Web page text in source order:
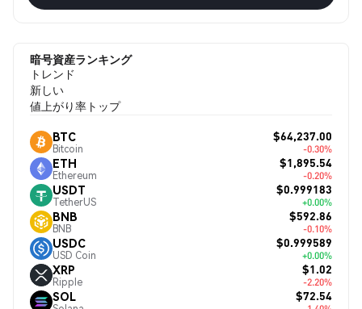
暗号資産ランキング
トレンド
新しい
値上がり率トップ
BTC
Bitcoin
$64,237.00
-0.30%
ETH
Ethereum
$1,895.54
-0.20%
USDT
TetherUS
$0.999183
+0.00%
BNB
BNB
$592.86
-0.10%
USDC
USD Coin
$0.999589
+0.00%
XRP
Ripple
$1.02
-2.20%
SOL $72.54